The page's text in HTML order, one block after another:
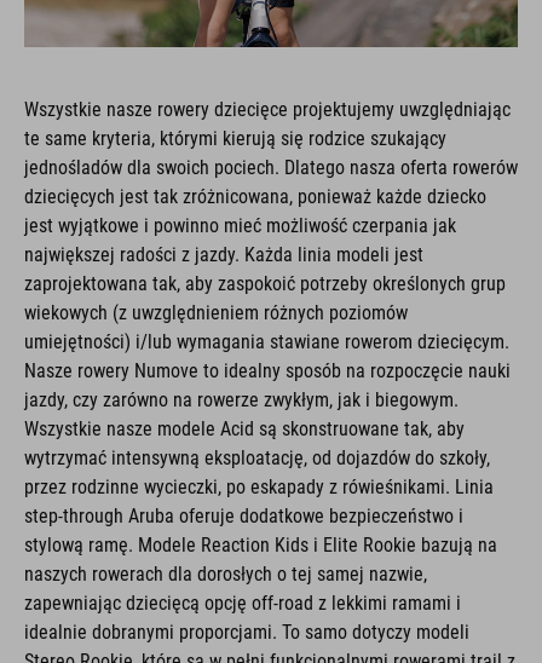
Wszystkie nasze rowery dziecięce projektujemy uwzględniając
te same kryteria, którymi kierują się rodzice szukający
jednośladów dla swoich pociech. Dlatego nasza oferta rowerów
dziecięcych jest tak zróżnicowana, ponieważ każde dziecko
jest wyjątkowe i powinno mieć możliwość czerpania jak
największej radości z jazdy. Każda linia modeli jest
zaprojektowana tak, aby zaspokoić potrzeby określonych grup
wiekowych (z uwzględnieniem różnych poziomów
umiejętności) i/lub wymagania stawiane rowerom dziecięcym.
Nasze rowery Numove to idealny sposób na rozpoczęcie nauki
jazdy, czy zarówno na rowerze zwykłym, jak i biegowym.
Wszystkie nasze modele Acid są skonstruowane tak, aby
wytrzymać intensywną eksploatację, od dojazdów do szkoły,
przez rodzinne wycieczki, po eskapady z rówieśnikami. Linia
step-through Aruba oferuje dodatkowe bezpieczeństwo i
stylową ramę. Modele Reaction Kids i Elite Rookie bazują na
naszych rowerach dla dorosłych o tej samej nazwie,
zapewniając dziecięcą opcję off-road z lekkimi ramami i
idealnie dobranymi proporcjami. To samo dotyczy modeli
Stereo Rookie, które są w pełni funkcjonalnymi rowerami trail z